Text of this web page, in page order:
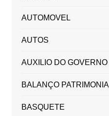
AUTOMOVEL
AUTOS
AUXILIO DO GOVERNO
BALANÇO
BASQUETE